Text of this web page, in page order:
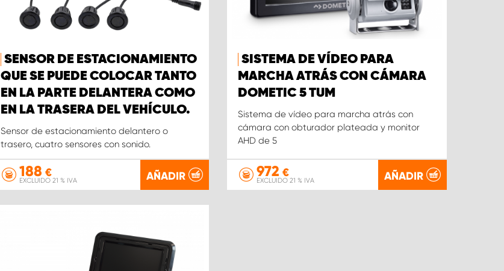
SENSOR DE ESTACIONAMIENTO
QUE SE PUEDE COLOCAR TANTO
EN LA PARTE DELANTERA COMO
EN LA TRASERA DEL VEHÍCULO.
Sensor de estacionamiento delantero o
trasero, cuatro sensores con sonido.
188 €
EXCLUIDO 21 % IVA AÑADIR
SISTEMA DE VÍDEO PARA
MARCHA ATRÁS CON CÁMARA
DOMETIC 5 TUM
Sistema de vídeo para marcha atrás con
cámara con obturador plateada y monitor
AHD de 5
972 €
EXCLUIDO 21 % IVA AÑADIR